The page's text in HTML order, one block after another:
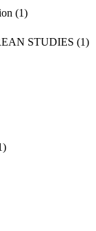
(1)
STUDIES (1)